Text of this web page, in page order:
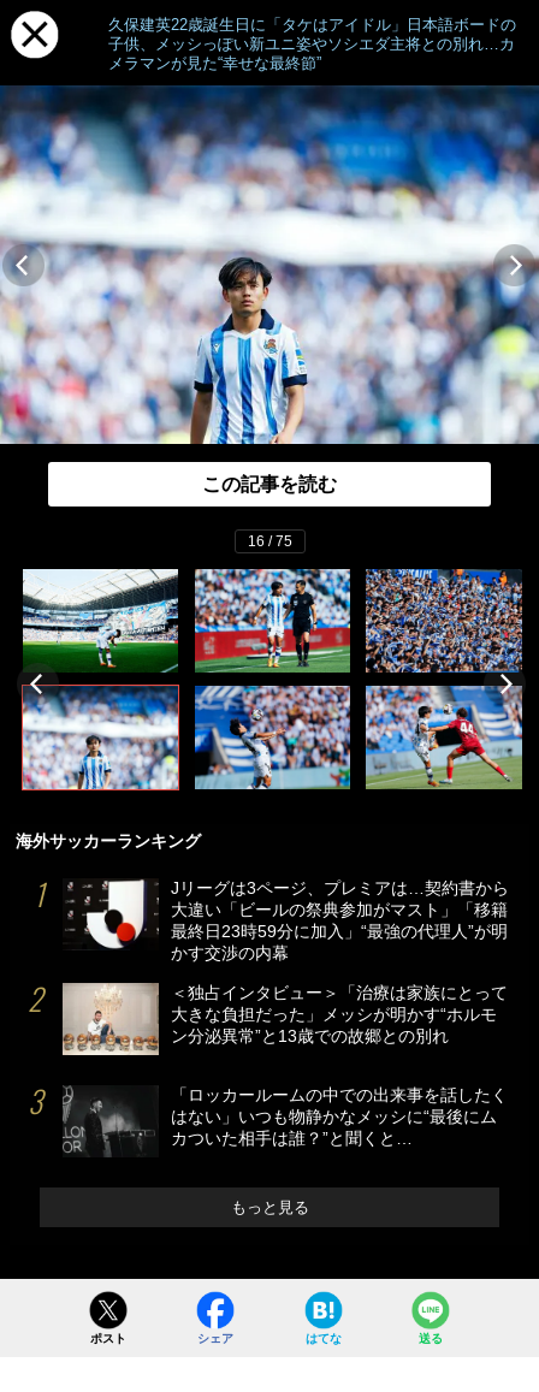
久保建英22歳誕生日に「タケはアイドル」日本語ボードの
子供、メッシっぽい新ユニ姿やソシエダ主将との別れ…カ
メラマンが見た“幸せな最終節”
この記事を読む
16 / 75
海外サッカーランキング
Jリーグは3ページ、プレミアは…契約書から
大違い「ビールの祭典参加がマスト」「移籍
最終日23時59分に加入」“最強の代理人”が明
かす交渉の内幕
＜独占インタビュー＞「治療は家族にとって
大きな負担だった」メッシが明かす“ホルモ
ン分泌異常”と13歳での故郷との別れ
「ロッカールームの中での出来事を話したく
はない」いつも物静かなメッシに“最後にム
カついた相手は誰？”と聞くと…
もっと見る
ポスト シェア はてな 送る